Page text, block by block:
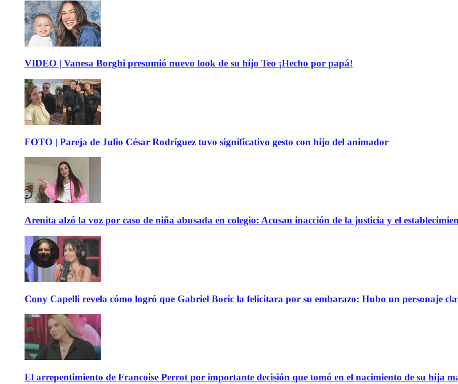
VIDEO | Vanesa Borghi presumió nuevo look de su hijo Teo ¡Hecho por papá!
FOTO | Pareja de Julio César Rodríguez tuvo significativo gesto con hijo del animador
Arenita alzó la voz por caso de niña abusada en colegio: Acusan inacción de la justicia y el
Cony Capelli revela cómo logró que Gabriel Boric la felicitara por su embarazo: Hubo un personaje
El arrepentimiento de Francoise Perrot por importante decisión que tomó en el nacimiento de su hija